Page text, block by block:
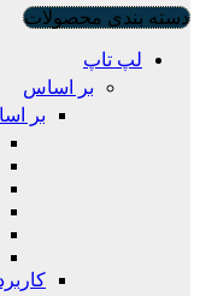
دسته بندی محصولات
لپ تاپ
بر اساس
بر